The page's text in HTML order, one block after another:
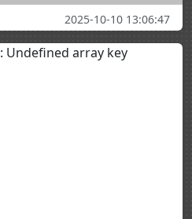
2025-10-10 13:06:47